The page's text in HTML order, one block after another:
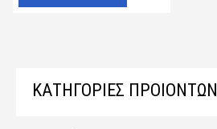
ΚΑΤΗΓΟΡΙΕΣ ΠΡΟΙΟΝΤΩΝ